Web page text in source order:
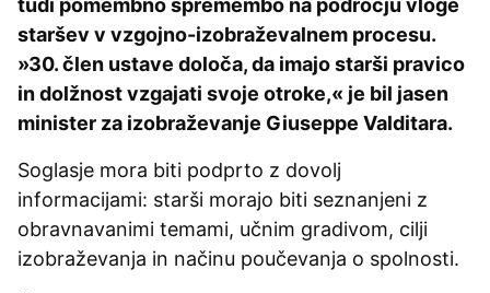
tudi pomembno spremembo na področju vloge
staršev v vzgojno-izobraževalnem procesu.
»30. člen ustave določa, da imajo starši pravico
in dolžnost vzgajati svoje otroke,« je bil jasen
minister za izobraževanje Giuseppe Valditara.
Soglasje mora biti podprto z dovolj
informacijami: starši morajo biti seznanjeni z
obravnavanimi temami, učnim gradivom, cilji
izobraževanja in načinu poučevanja o spolnosti.